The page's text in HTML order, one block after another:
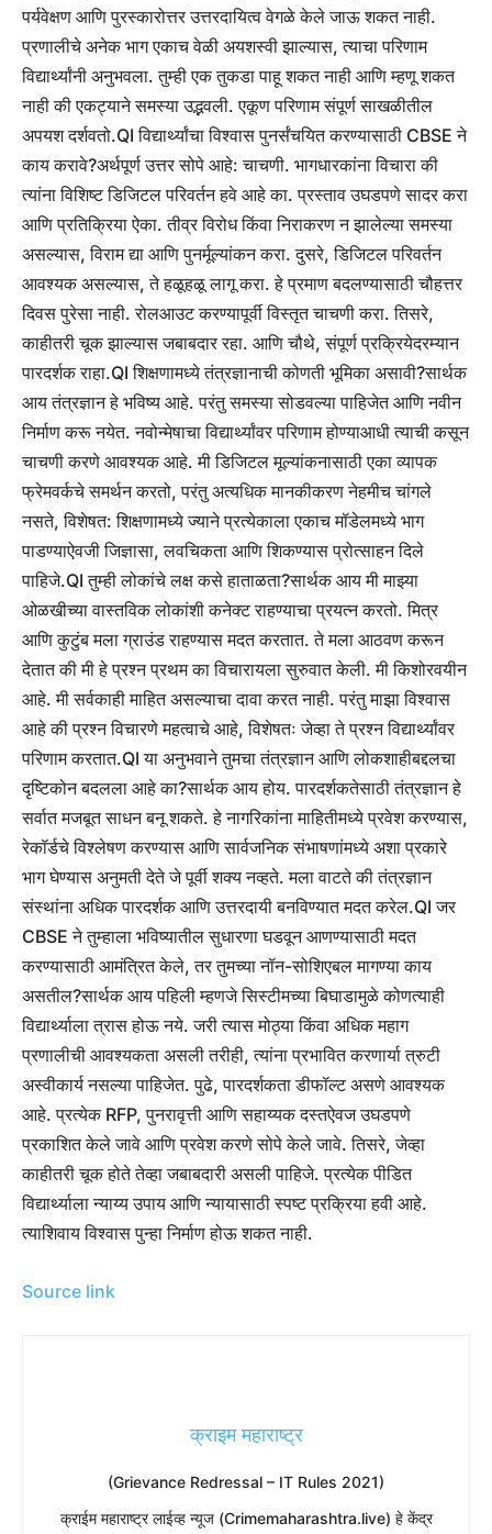
पर्यवेक्षण आणि पुरस्कारोत्तर उत्तरदायित्व वेगळे केले जाऊ शकत नाही.
प्रणालीचे अनेक भाग एकाच वेळी अयशस्वी झाल्यास, त्याचा परिणाम
विद्यार्थ्यांनी अनुभवला. तुम्ही एक तुकडा पाहू शकत नाही आणि म्हणू शकत
नाही की एकट्याने समस्या उद्भवली. एकूण परिणाम संपूर्ण साखळीतील
अपयश दर्शवतो.QI विद्यार्थ्यांचा विश्वास पुनर्संचयित करण्यासाठी CBSE ने
काय करावे?अर्थपूर्णउत्तर सोपे आहे: चाचणी. भागधारकांना विचारा की
त्यांना विशिष्ट डिजिटल परिवर्तन हवे आहे का. प्रस्ताव उघडपणे सादर करा
आणि प्रतिक्रिया ऐका.तीव्र विरोध किंवा निराकरण न झालेल्या समस्या
असल्यास, विराम द्या आणि पुनर्मूल्यांकन करा. दुसरे, डिजिटल परिवर्तन
आवश्यक असल्यास, ते हळूहळू लागू करा. हे प्रमाण बदलण्यासाठी चौहत्तर
दिवस पुरेसा नाही. रोलआउट करण्यापूर्वी विस्तृत चाचणी करा. तिसरे,
काहीतरी चूक झाल्यास जबाबदार रहा. आणि चौथे, संपूर्ण प्रक्रियेदरम्यान
पारदर्शक राहा.QI शिक्षणामध्ये तंत्रज्ञानाची कोणती भूमिका असावी?सार्थक
आयतंत्रज्ञान हे भविष्य आहे. परंतु समस्या सोडवल्या पाहिजेत आणि नवीन
निर्माण करू नयेत.नवोन्मेषाचा विद्यार्थ्यांवर परिणाम होण्याआधी त्याची कसून
चाचणी करणे आवश्यक आहे. मी डिजिटल मूल्यांकनासाठी एका व्यापक
फ्रेमवर्कचे समर्थन करतो, परंतु अत्यधिक मानकीकरण नेहमीच चांगले
नसते, विशेषत: शिक्षणामध्ये ज्याने प्रत्येकाला एकाच मॉडेलमध्ये भाग
पाडण्याऐवजी जिज्ञासा, लवचिकता आणि शिकण्यास प्रोत्साहन दिले
पाहिजे.QI तुम्ही लोकांचे लक्ष कसे हाताळता?सार्थक आयमी माझ्या
ओळखीच्या वास्तविक लोकांशी कनेक्ट राहण्याचा प्रयत्न करतो. मित्र
आणि कुटुंब मला ग्राउंड राहण्यास मदत करतात.ते मला आठवण करून
देतात की मी हे प्रश्न प्रथम का विचारायला सुरुवात केली. मी किशोरवयीन
आहे. मी सर्वकाही माहित असल्याचा दावा करत नाही. परंतु माझा विश्वास
आहे की प्रश्न विचारणे महत्वाचे आहे, विशेषतः जेव्हा ते प्रश्न विद्यार्थ्यांवर
परिणाम करतात.QI या अनुभवाने तुमचा तंत्रज्ञान आणि लोकशाहीबद्दलचा
दृष्टिकोन बदलला आहे का?सार्थक आयहोय. पारदर्शकतेसाठी तंत्रज्ञान हे
सर्वात मजबूत साधन बनू शकते. हे नागरिकांना माहितीमध्ये प्रवेश करण्यास,
रेकॉर्डचे विश्लेषण करण्यास आणि सार्वजनिक संभाषणांमध्ये अशा प्रकारे
भाग घेण्यास अनुमती देते जे पूर्वी शक्य नव्हते.मला वाटते की तंत्रज्ञान
संस्थांना अधिक पारदर्शक आणि उत्तरदायी बनविण्यात मदत करेल.QI जर
CBSE ने तुम्हाला भविष्यातील सुधारणा घडवून आणण्यासाठी मदत
करण्यासाठी आमंत्रित केले, तर तुमच्या नॉन-सोशिएबल मागण्या काय
असतील?सार्थक आयपहिली म्हणजे सिस्टीमच्या बिघाडामुळे कोणत्याही
विद्यार्थ्याला त्रास होऊ नये. जरी त्यास मोठ्या किंवा अधिक महाग
प्रणालीची आवश्यकता असली तरीही, त्यांना प्रभावित करणार्या त्रुटी
अस्वीकार्य नसल्या पाहिजेत. पुढे, पारदर्शकता डीफॉल्ट असणे आवश्यक
आहे. प्रत्येक RFP, पुनरावृत्ती आणि सहाय्यक दस्तऐवज उघडपणे
प्रकाशित केले जावे आणि प्रवेश करणे सोपे केले जावे. तिसरे, जेव्हा
काहीतरी चूक होते तेव्हा जबाबदारी असली पाहिजे. प्रत्येक पीडित
विद्यार्थ्याला न्याय्य उपाय आणि न्यायासाठी स्पष्ट प्रक्रिया हवी आहे.
त्याशिवाय विश्वास पुन्हा निर्माण होऊ शकत नाही.
Source link
क्राइम महाराष्ट्र
(Grievance Redressal – IT Rules 2021)
​क्राईम महाराष्ट्र लाईव्ह न्यूज (Crimemaharashtra.live) हे केंद्र